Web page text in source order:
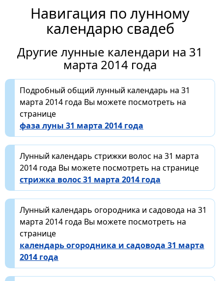
Навигация по лунному
календарю свадеб
Другие лунные календари на 31
марта 2014 года
Подробный общий лунный календарь на 31
марта 2014 года Вы можете посмотреть на
странице
фаза луны 31 марта 2014 года
Лунный календарь стрижки волос на 31 марта
2014 года Вы можете посмотреть на странице
стрижка волос 31 марта 2014 года
Лунный календарь огородника и садовода на 31
марта 2014 года Вы можете посмотреть на
странице
календарь огородника и садовода 31 марта
2014 года